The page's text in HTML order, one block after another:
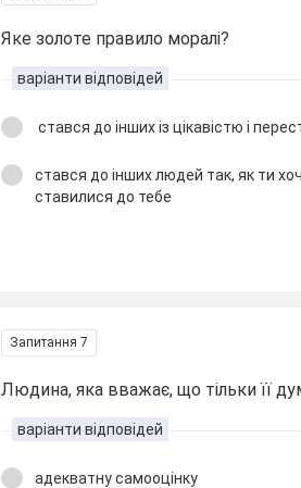
Яке золоте правило моралі?
варіанти відповідей
стався до інших із цікавістю і
стався до інших людей так, як ти
ставилися до тебе
Запитання 7
Людина, яка вважає, що тільки її
варіанти відповідей
адекватну самооцінку